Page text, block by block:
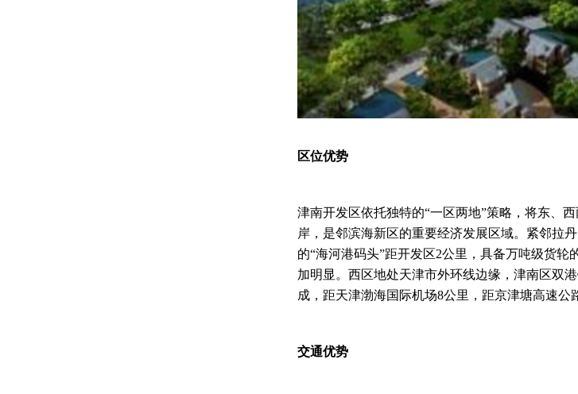
区位优势
津南开发区依托独特的“一区两地”策略，将东、
岸，是邻滨海新区的重要经济发展区域。紧邻拉丹
的“海河港码头”距开发区2公里，具备万吨级货
加明显。西区地处天津市外环线边缘，津南区双
成，距天津渤海国际机场8公里，距京津塘高速公
交通优势